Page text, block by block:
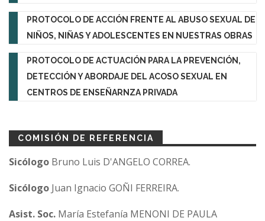
PROTOCOLO DE ACCIÓN FRENTE AL ABUSO SEXUAL DE
NIÑOS, NIÑAS Y ADOLESCENTES EN NUESTRAS OBRAS
PROTOCOLO DE ACTUACIÓN PARA LA PREVENCIÓN,
DETECCIÓN Y ABORDAJE DEL ACOSO SEXUAL EN
CENTROS DE ENSEÑARNZA PRIVADA
COMISIÓN DE REFERENCIA
Sicólogo Bruno Luis D'ANGELO CORREA.
Sicólogo Juan Ignacio GOÑI FERREIRA.
Asist. Soc. María Estefanía MENONI DE PAULA